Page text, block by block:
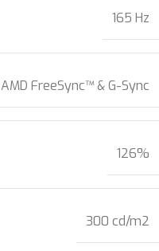
165 Hz
AMD FreeSync™ & G-Sync
126%
300 cd/m2